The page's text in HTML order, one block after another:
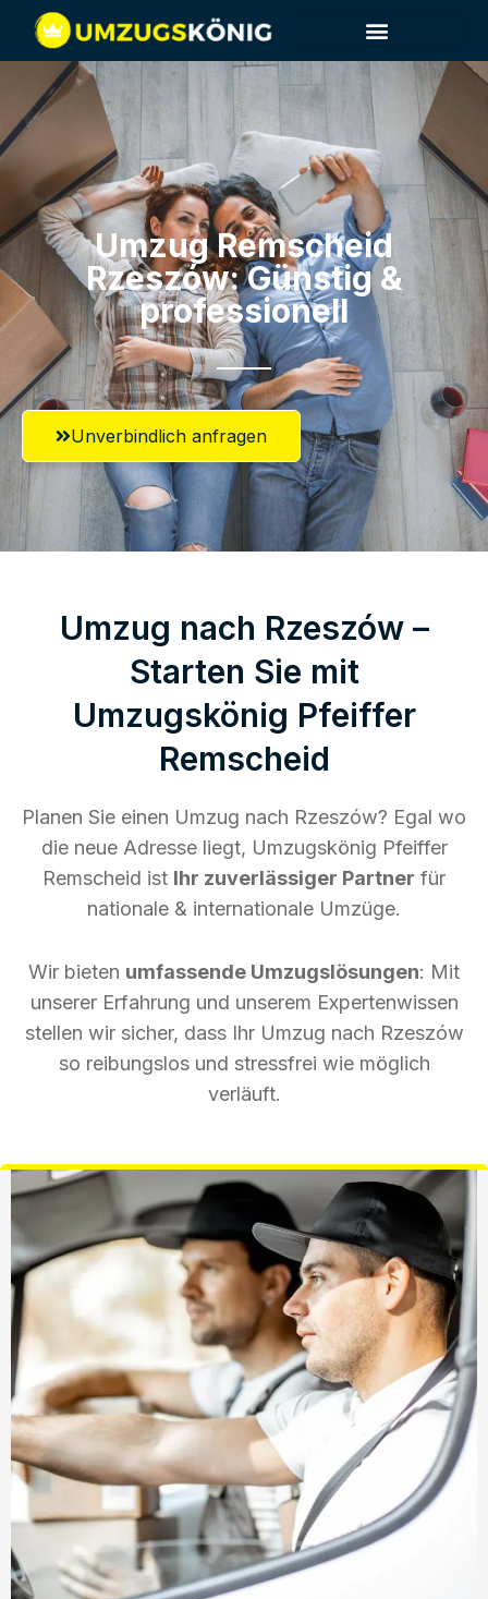
Umzug Remscheid​
Rzeszów: Günstig &
professionell​
Unverbindlich anfragen
Umzug nach Rzeszów –
Starten Sie mit
Umzugskönig Pfeiffer
Remscheid
Planen Sie einen Umzug nach Rzeszów? Egal wo
die neue Adresse liegt, Umzugskönig Pfeiffer
Remscheid ist Ihr zuverlässiger Partner für
nationale & internationale Umzüge.
Wir bieten umfassende Umzugslösungen: Mit
unserer Erfahrung und unserem Expertenwissen
stellen wir sicher, dass Ihr Umzug nach Rzeszów
so reibungslos und stressfrei wie möglich
verläuft.